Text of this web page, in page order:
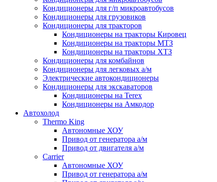
Кондиционеры для г/п микроавтобусов
Кондиционеры для грузовиков
Кондиционеры для тракторов
Кондиционеры на тракторы Кировец
Кондиционеры на тракторы МТЗ
Кондиционеры на тракторы ХТЗ
Кондиционеры для комбайнов
Кондиционеры для легковых а/м
Электрические автокондиционеры
Кондиционеры для экскаваторов
Кондиционеры на Terex
Кондиционеры на Амкодор
Автохолод
Thermo King
Автономные ХОУ
Привод от генератора а/м
Привод от двигателя а/м
Carrier
Автономные ХОУ
Привод от генератора а/м